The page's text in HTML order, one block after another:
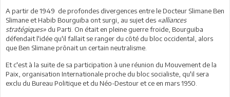
A partir de 1949 de profondes divergences entre le Docteur Slimane Ben
Slimane et Habib Bourguiba ont surgi, au sujet des «alliances
stratégiques» du Parti. On était en pleine guerre froide, Bourguiba
défendait l'idée qu'il fallait se ranger du côté du bloc occidental, alors
que Ben Slimane prônait un certain neutralisme.
Et c'est à la suite de sa participation à une réunion du Mouvement de la
Paix, organisation Internationale proche du bloc socialiste, qu'il sera
exclu du Bureau Politique et du Néo-Destour et ce en mars 1950.